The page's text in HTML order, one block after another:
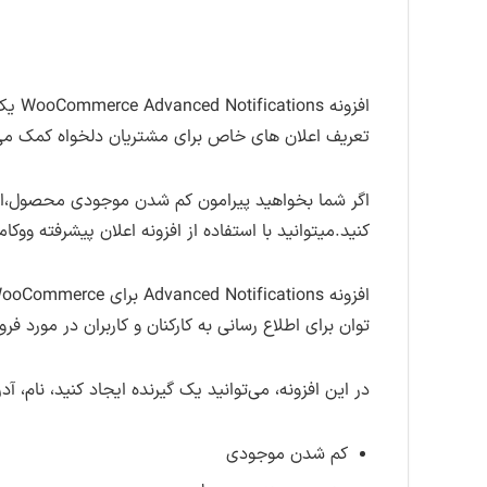
افزونه WooCommerce Advanced Notifications یکی از
تعریف اعلان های خاص برای مشتریان دلخواه کمک
اگر شما بخواهید پیرامون کم شدن موجودی
کنید.میتوانید با استفاده از افزونه اعلان پیشرفته
توان برای اطلاع رسانی به کارکنان و کاربران در
در این افزونه، می‌توانید یک گیرنده ایجاد کنید،
کم شدن موجودی